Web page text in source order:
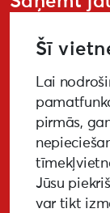
GALERIJA
Šī
Lai
pirmās,
Jūsu
var tikt